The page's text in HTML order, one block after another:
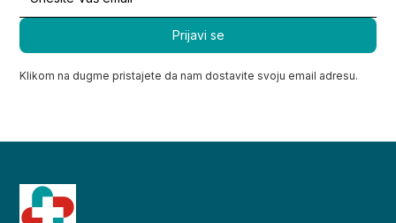
Klikom na dugme pristajete da nam dostavite svoju email adresu.